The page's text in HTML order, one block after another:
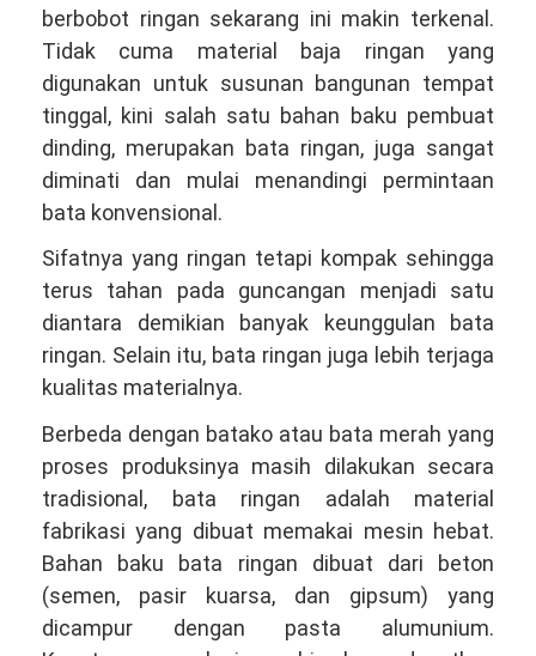
berbobot ringan sekarang ini makin terkenal.
Tidak cuma material baja ringan yang
digunakan untuk susunan bangunan tempat
tinggal, kini salah satu bahan baku pembuat
dinding, merupakan bata ringan, juga sangat
diminati dan mulai menandingi permintaan
bata konvensional.
Sifatnya yang ringan tetapi kompak sehingga
terus tahan pada guncangan menjadi satu
diantara demikian banyak keunggulan bata
ringan. Selain itu, bata ringan juga lebih terjaga
kualitas materialnya.
Berbeda dengan batako atau bata merah yang
proses produksinya masih dilakukan secara
tradisional, bata ringan adalah material
fabrikasi yang dibuat memakai mesin hebat.
Bahan baku bata ringan dibuat dari beton
(semen, pasir kuarsa, dan gipsum) yang
dicampur dengan pasta alumunium.